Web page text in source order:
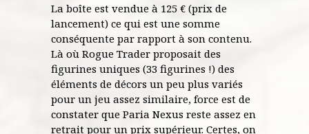
La boîte est vendue à 125 € (prix de
lancement) ce qui est une somme
conséquente par rapport à son contenu.
Là où Rogue Trader proposait des
figurines uniques (33 figurines !) des
éléments de décors un peu plus variés
pour un jeu assez similaire, force est de
constater que Paria Nexus reste assez en
retrait pour un prix supérieur. Certes, on